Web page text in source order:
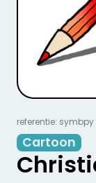
referentie: symbpy
Cartoon